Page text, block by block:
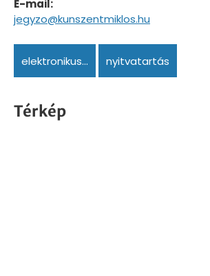
E-mail:
jegyzo@kunszentmiklos.hu
elektronikus... nyitvatartás
Térkép